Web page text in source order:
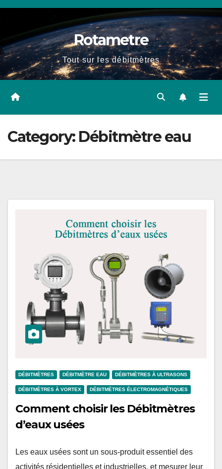
Skip
to
content
Rotametre
Tout sur les débitmètres
Category: Débitmètre eau
DÉBITMÈTRES DÉBITMÈTRE EAU DÉBITMÈTRES À ULTRASONS
DÉBITMÈTRES À VORTEX DÉBITMÈTRES ÉLECTROMAGNÉTIQUES
Comment choisir les Débitmètres
d’eaux usées
Les eaux usées sont un sous-produit essentiel des
activités résidentielles et industrielles, et mesurer leur